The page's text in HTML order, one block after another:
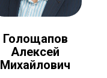
Голощапов
Алексей
Михайлович